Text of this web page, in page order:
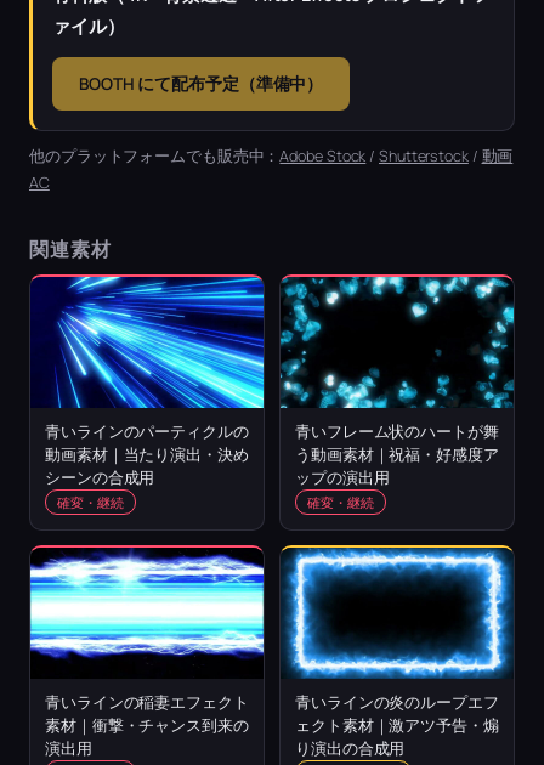
ァイル）
BOOTH にて配布予定（準備中）
他のプラットフォームでも販売中：Adobe Stock /Shutterstock/ 動画
AC
関連素材
青いラインのパーティクルの
動画素材｜当たり演出・決め
シーンの合成用
確変・継続
青いフレーム状のハートが舞
う動画素材｜祝福・好感度ア
ップの演出用
確変・継続
青いラインの稲妻エフェクト
素材｜衝撃・チャンス到来の
演出用
青いラインの炎のループエフ
ェクト素材｜激アツ予告・煽
り演出の合成用